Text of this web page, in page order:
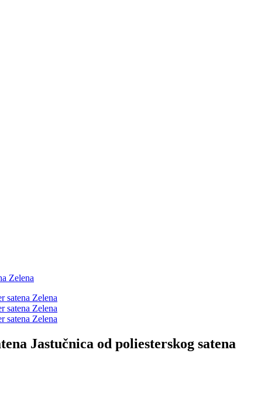
Jastučnica od poliesterskog satena